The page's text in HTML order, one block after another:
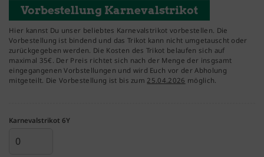
Vorbestellung Karnevalstrikot
Hier kannst Du unser beliebtes Karnevalstrikot vorbestellen. Die
Vorbestellung ist bindend und das Trikot kann nicht umgetauscht oder
zurückgegeben werden. Die Kosten des Trikot belaufen sich auf
maximal 35€. Der Preis richtet sich nach der Menge der insgsamt
eingegangenen Vorbstellungen und wird Euch vor der Abholung
mitgeteilt. Die Vorbestellung ist bis zum 25.04.2026 möglich.
Karnevalstrikot 6Y